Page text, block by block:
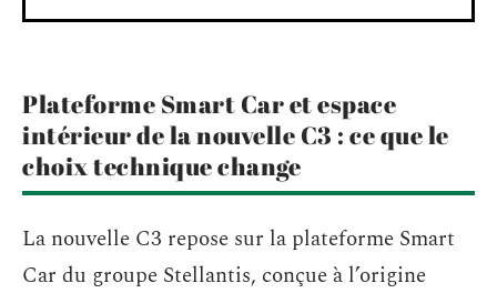
Plateforme Smart Car et espace
intérieur de la nouvelle C3 : ce que le
choix technique change
La nouvelle C3 repose sur la plateforme Smart
Car du groupe Stellantis, conçue à l’origine